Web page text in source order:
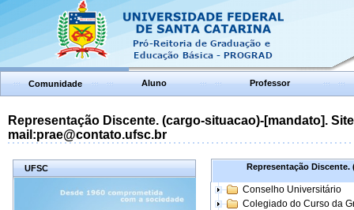
Comunidade Aluno Professor
Representação Discente. (cargo-situacao)-[mandato].
mail:prae@contato.ufsc.br
UFSC Representação Discente.
Conselho Universitário
Colegiado do Curso da